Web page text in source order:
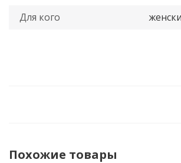
Для кого
Похожие товары